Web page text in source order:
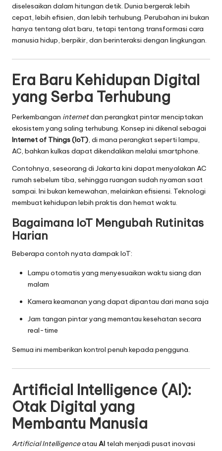
diselesaikan dalam hitungan detik. Dunia bergerak lebih
cepat, lebih efisien, dan lebih terhubung. Perubahan ini bukan
hanya tentang alat baru, tetapi tentang transformasi cara
manusia hidup, berpikir, dan berinteraksi dengan lingkungan.
Era Baru Kehidupan Digital
yang Serba Terhubung
Perkembangan internetdan perangkat pintar menciptakan
ekosistem yang saling terhubung. Konsep ini dikenal sebagai
Internet of Things (IoT), di mana perangkat seperti lampu,
AC, bahkan kulkas dapat dikendalikan melalui smartphone.
Contohnya, seseorang di Jakarta kini dapat menyalakan AC
rumah sebelum tiba, sehingga ruangan sudah nyaman saat
sampai. Ini bukan kemewahan, melainkan efisiensi. Teknologi
membuat kehidupan lebih praktis dan hemat waktu.
Bagaimana IoT Mengubah Rutinitas
Harian
Beberapa contoh nyata dampak IoT:
Lampu otomatis yang menyesuaikan waktu siang dan
malam
Kamera keamanan yang dapat dipantau dari mana saja
Jam tangan pintar yang memantau kesehatan secara
real-time
Semua ini memberikan kontrol penuh kepada pengguna.
Artificial Intelligence (AI):
Otak Digital yang
Membantu Manusia
Artificial Intelligenceatau AI telah menjadi pusat inovasi